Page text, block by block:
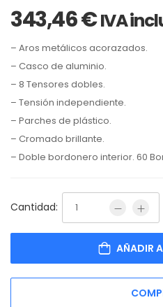
343,46€ IVA
– Aros metálicos acorazados.
– Casco de aluminio.
– 8 Tensores dobles.
– Tensión independiente.
– Parches de plástico.
– Cromado brillante.
– Doble bordonero interior. 60
Cantidad:
AÑADIR